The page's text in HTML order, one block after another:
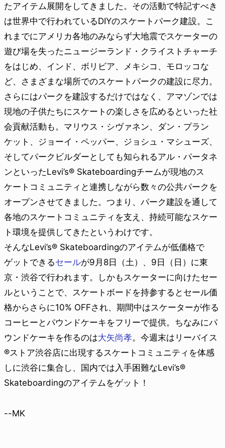
たアイテム展開をしてきました。その活動で特記すべき
は世界中で行われているDIYのスケートパーク建設。こ
れまでにアメリカ各地のみならず大地震でスケーターの
遊び場を失ったニュージーランド・クライストチャーチ
をはじめ、インド、ボリビア、メキシコ、モロッコな
ど、さまざまな場所でのスケートパークの建設に尽力。
さらにはパークを建設するだけではなく、アマゾンでは
現地の子供たちにスケートの楽しさを広めるといった社
会貢献活動も。マリウス・シヴァネン、ダン・プラン
ケット、ジョーイ・ペッパー、ジョシュ・マシューズ、
そしてパークビルダーとしても知られるアル・パータネ
ンといったLevi’s® Skateboardingチームが現地のス
ケートコミュニティと連携しながら数々の公共パークを
オープンさせてきました。つまり、パーク建設を通して
各地のスケートコミュニティを支え、持続可能なスケー
ト環境を提供してきたというわけです。
そんなLevi’s® Skateboardingのアイテムが低価格で
ゲットできるセールが9月8日（土）、9日（日）に東
京・渋谷で行われます。しかもスケーターに向けたセー
ルということで、スケートボードを持参するとセール価
格からさらに10% OFFされ、期間中はスケーターが作る
コーヒーとパウンドケーキをフリーで提供。ちなみにパ
ウンドケーキを作るのは大矢尚孝。今週末はリーバイス
®ストア渋谷店に出現するスケートコミュニティを体感
しに渋谷に集合し、国内では入手困難なLevi’s®
Skateboardingのアイテムをゲット！
--MK